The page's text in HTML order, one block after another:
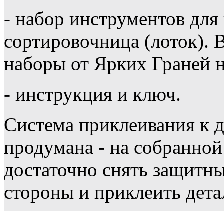
- набор инструментов
сортировочница
наборы от Ярких Граней
- инструкция и ключ.
Система приклеивания к
продумана - на
достаточно снять
стороны и приклеить